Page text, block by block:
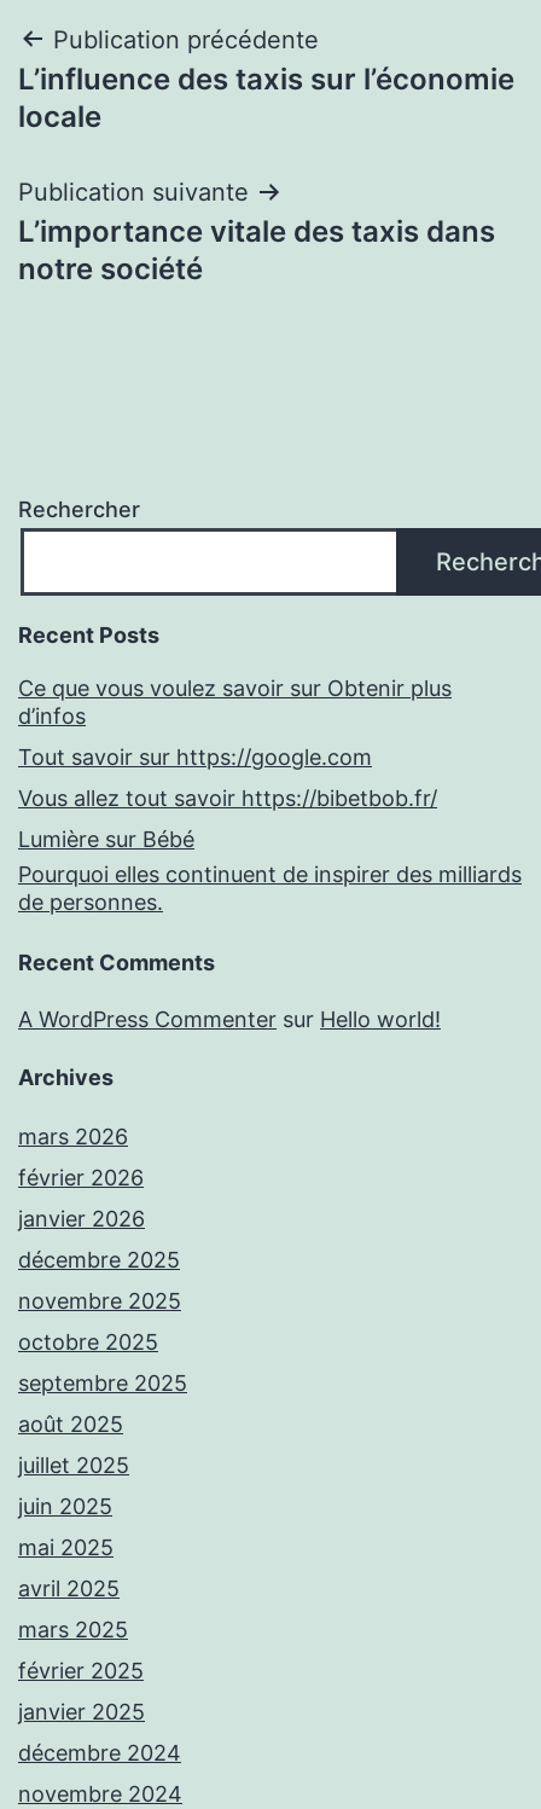
Navigation
de
Publication précédente
L’influence des taxis sur l’économie
locale
Publication suivante
L’importance vitale des taxis dans
notre société
Rechercher
Recent Posts
Ce que vous voulez savoir sur Obtenir plus
d’infos
Tout savoir sur https://google.com
Vous allez tout savoir https://bibetbob.fr/
Lumière sur Bébé
Pourquoi elles continuent de inspirer des milliards
de personnes.
Recent Comments
A WordPress Commenter sur Hello world!
Archives
mars 2026
février 2026
janvier 2026
décembre 2025
novembre 2025
octobre 2025
septembre 2025
août 2025
juillet 2025
juin 2025
mai 2025
avril 2025
mars 2025
février 2025
janvier 2025
décembre 2024
novembre 2024